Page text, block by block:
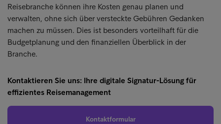
Reisebranche können ihre Kosten genau planen und
verwalten, ohne sich über versteckte Gebühren Gedanken
machen zu müssen. Dies ist besonders vorteilhaft für die
Budgetplanung und den finanziellen Überblick in der
Branche.
Kontaktieren Sie uns: Ihre digitale Signatur-Lösung für
effizientes Reisemanagement
Kontaktformular